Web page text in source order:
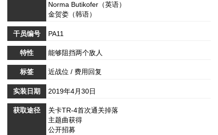
Norma Butikofer（英语）
金贺娄（韩语）
干员编号 PA11
特性 能够阻挡两个敌人
标签 近战位 / 费用回复
实装日期 2019年4月30日
获取途径
关卡TR-4首次通关掉落
主题曲获得
公开招募